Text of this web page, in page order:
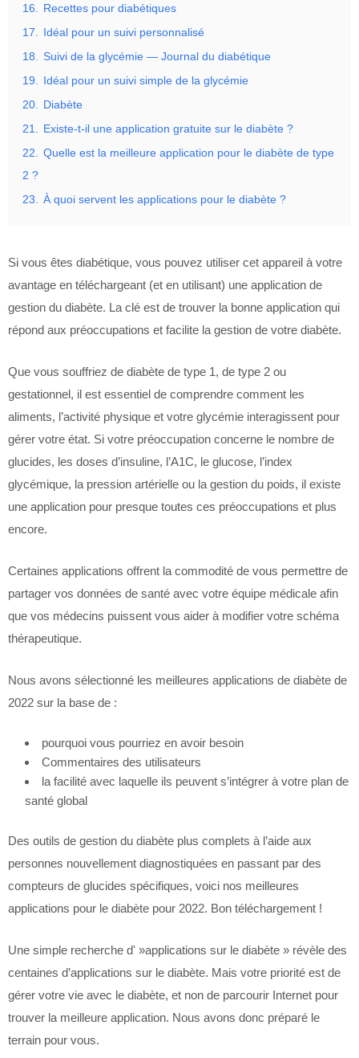
16. Recettes pour diabétiques
17.
Idéal pour un suivi personnalisé
18. Suivi de la glycémie — Journal du diabétique
19.
Idéal pour un suivi simple de la glycémie
20. Diabète
21. Existe-t-il une application gratuite sur le diabète ?
22. Quelle est la meilleure application pour le diabète de type
2 ?
23. À quoi servent les applications pour le diabète ?
Si vous êtes diabétique, vous pouvez utiliser cet appareil à votre
avantage en téléchargeant (et en utilisant) une application de
gestion du diabète. La clé est de trouver la bonne application qui
répond aux préoccupations et facilite la gestion de votre diabète.
Que vous souffriez de diabète de type 1, de type 2 ou
gestationnel, il est essentiel de comprendre comment les
aliments, l’activité physique et votre glycémie interagissent pour
gérer votre état. Si votre préoccupation concerne le nombre de
glucides, les doses d’insuline, l’A1C, le glucose, l’index
glycémique, la pression artérielle ou la gestion du poids, il existe
une application pour presque toutes ces préoccupations et plus
encore.
Certaines applications offrent la commodité de vous permettre de
partager vos données de santé avec votre équipe médicale afin
que vos médecins puissent vous aider à modifier votre schéma
thérapeutique.
Nous avons sélectionné les meilleures applications de diabète de
2022 sur la base de :
pourquoi vous pourriez en avoir besoin
Commentaires des utilisateurs
la facilité avec laquelle ils peuvent s’intégrer à votre plan de
santé global
Des outils de gestion du diabète plus complets à l’aide aux
personnes nouvellement diagnostiquées en passant par des
compteurs de glucides spécifiques, voici nos meilleures
applications pour le diabète pour 2022. Bon téléchargement !
Une simple recherche d' »applications sur le diabète » révèle des
centaines d’applications sur le diabète. Mais votre priorité est de
gérer votre vie avec le diabète, et non de parcourir Internet pour
trouver la meilleure application. Nous avons donc préparé le
terrain pour vous.